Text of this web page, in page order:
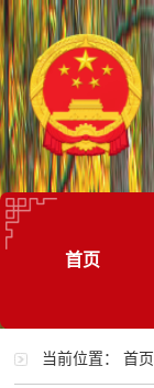
首页
当前位置：首页